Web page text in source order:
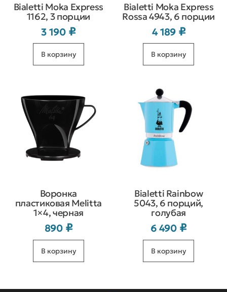
Bialetti Moka Express
1162, 3 порции
3 190 ₽
В корзину
Bialetti Moka Express
Rossa 4943, 6 порции
4 189 ₽
В корзину
Воронка
пластиковая Melitta
1×4, черная
890 ₽
В корзину
Bialetti Rainbow
5043, 6 порций,
голубая
6 490 ₽
В корзину